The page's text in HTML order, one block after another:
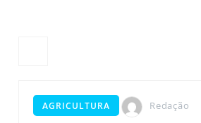
AGRICULTURA Redação